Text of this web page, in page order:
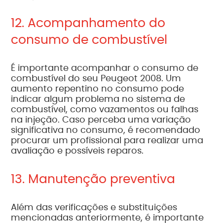
12. Acompanhamento do
consumo de combustível
É importante acompanhar o consumo de
combustível do seu Peugeot 2008. Um
aumento repentino no consumo pode
indicar algum problema no sistema de
combustível, como vazamentos ou falhas
na injeção. Caso perceba uma variação
significativa no consumo, é recomendado
procurar um profissional para realizar uma
avaliação e possíveis reparos.
13. Manutenção preventiva
Além das verificações e substituições
mencionadas anteriormente, é importante